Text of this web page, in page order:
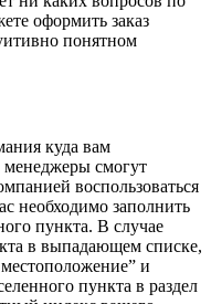
оформить заказ
понятном
куда вам
менеджеры смогут
воспользоваться
необходимо заполнить
пункта. В случае
в выпадающем списке,
и
пункта в раздел